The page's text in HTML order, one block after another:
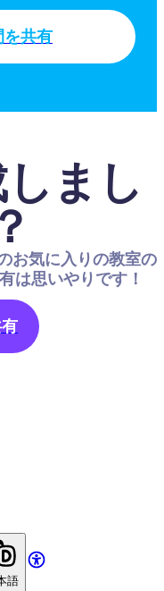
共有
まし
お気に入りの教室の
は思いやりです！
語